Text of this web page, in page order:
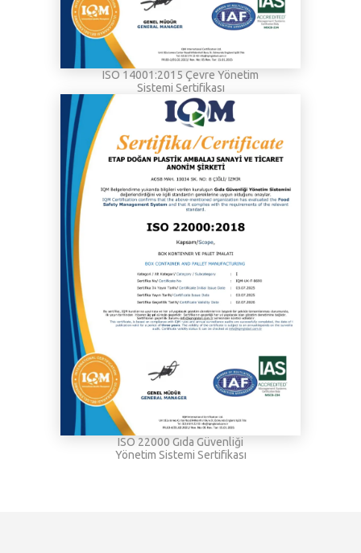
ISO 14001:2015 Çevre Yönetim
Sistemi Sertifikası
ISO 22000 Gıda Güvenliği
Yönetim Sistemi Sertifikası